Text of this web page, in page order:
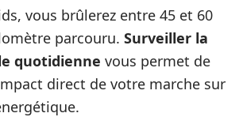
vous brûlerez entre 45 et 60
parcouru. Surveiller la
quotidienne vous permet de
direct de votre marche sur